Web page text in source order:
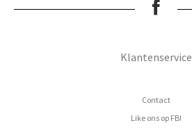
Klantenservice
Contact
Like ons op FB!